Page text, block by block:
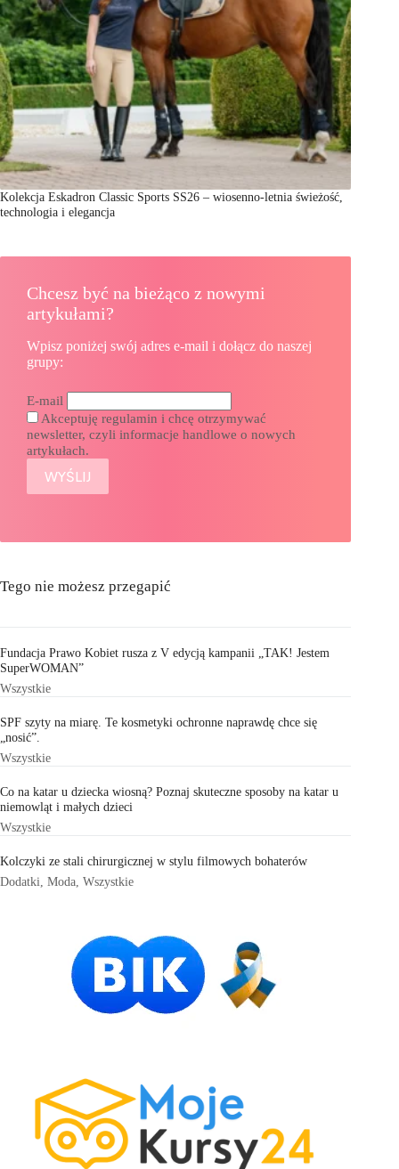
Kolekcja Eskadron Classic Sports SS26 – wiosenno-letnia świeżość,
technologia i elegancja
Chcesz być na bieżąco z nowymi
artykułami?
Wpisz poniżej swój adres e-mail i dołącz do naszej
grupy:
E-mail
Akceptuję regulamin i chcę otrzymywać
newsletter, czyli informacje handlowe o nowych
artykułach.
Tego nie możesz przegapić
Fundacja Prawo Kobiet rusza z V edycją kampanii „TAK! Jestem
SuperWOMAN”
Wszystkie
SPF szyty na miarę. Te kosmetyki ochronne naprawdę chce się
„nosić”.
Wszystkie
Co na katar u dziecka wiosną? Poznaj skuteczne sposoby na katar u
niemowląt i małych dzieci
Wszystkie
Kolczyki ze stali chirurgicznej w stylu filmowych bohaterów
Dodatki Moda Wszystkie